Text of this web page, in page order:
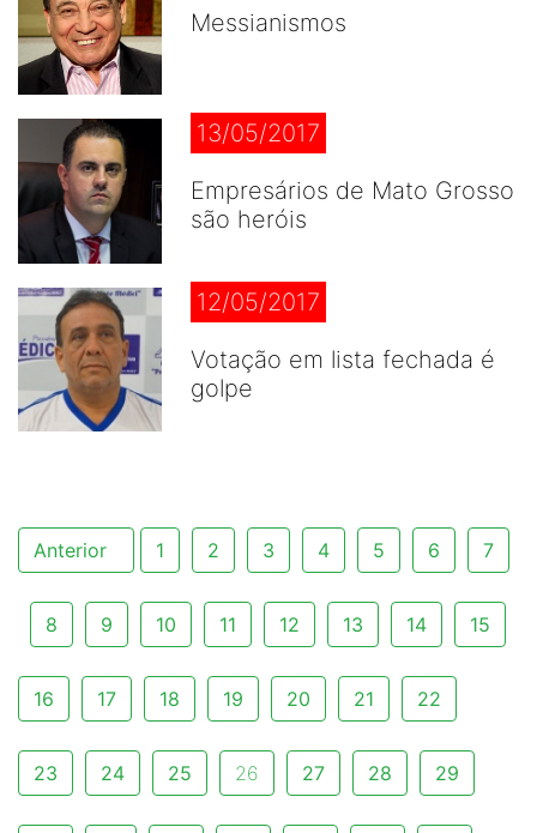
Messianismos
13/05/2017
Empresários de Mato Grosso
são heróis
12/05/2017
Votação em lista fechada é
golpe
Anterior 1 2 3 4 5 6 7
8 9 10 11 12 13 14 15
16 17 18 19 20 21 22
23 24 25 26 27 28 29